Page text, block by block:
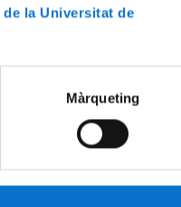
la Universitat de
Màrqueting